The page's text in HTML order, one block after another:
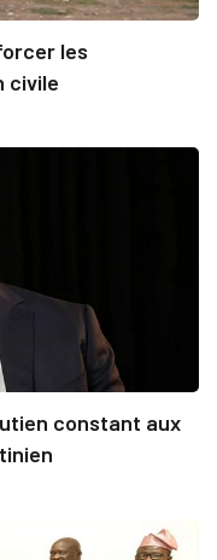
les
civile
constant aux